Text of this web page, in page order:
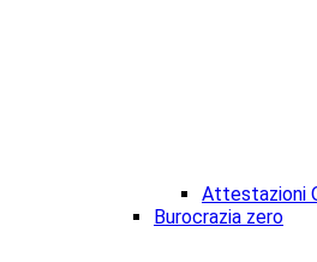
Attestazioni
Burocrazia zero